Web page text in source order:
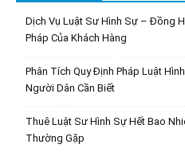
Dịch Vụ Luật Sư Hình Sự – Đồng
Pháp Của Khách Hàng
Phân Tích Quy Định Pháp Luật
Người Dân Cần Biết
Thuê Luật Sư Hình Sự Hết Bao
Thường Gặp